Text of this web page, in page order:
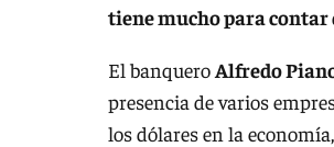
tiene mucho para contar
El banqueroAlfredo
presencia de varios
los dólares en la